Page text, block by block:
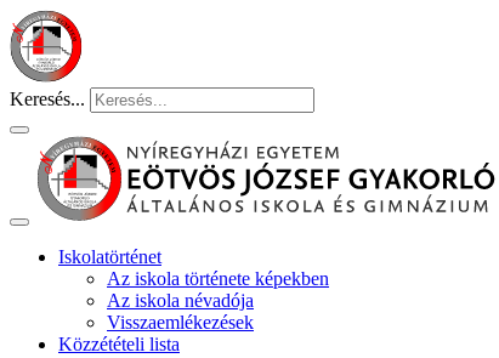
Keresés...
Iskolatörténet
Az iskola története képekben
Az iskola névadója
Visszaemlékezések
Közzétételi lista